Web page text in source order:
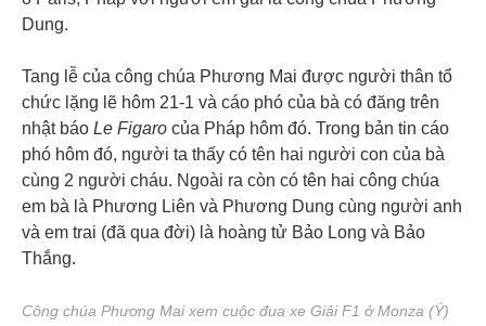
Dung.
Tang lễ của công chúa Phương Mai được người thân tổ
chức lặng lẽ hôm 21-1 và cáo phó của bà có đăng trên
nhật báo Le Figaro của Pháp hôm đó. Trong bản tin cáo
phó hôm đó, người ta thấy có tên hai người con của bà
cùng 2 người cháu. Ngoài ra còn có tên hai công chúa
em bà là Phương Liên và Phương Dung cùng người anh
và em trai (đã qua đời) là hoàng tử Bảo Long và Bảo
Thắng.
Công chúa Phương Mai xem cuộc đua xe Giải F1 ở Monza (Ý)